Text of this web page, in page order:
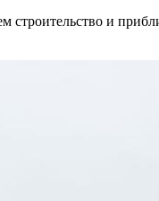
строительство и